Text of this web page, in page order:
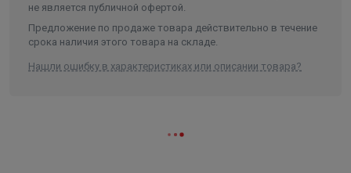
не является публичной офертой.
Предложение по продаже товара действительно в течение
срока наличия этого товара на складе.
Нашли ошибку в характеристиках или описании товара?